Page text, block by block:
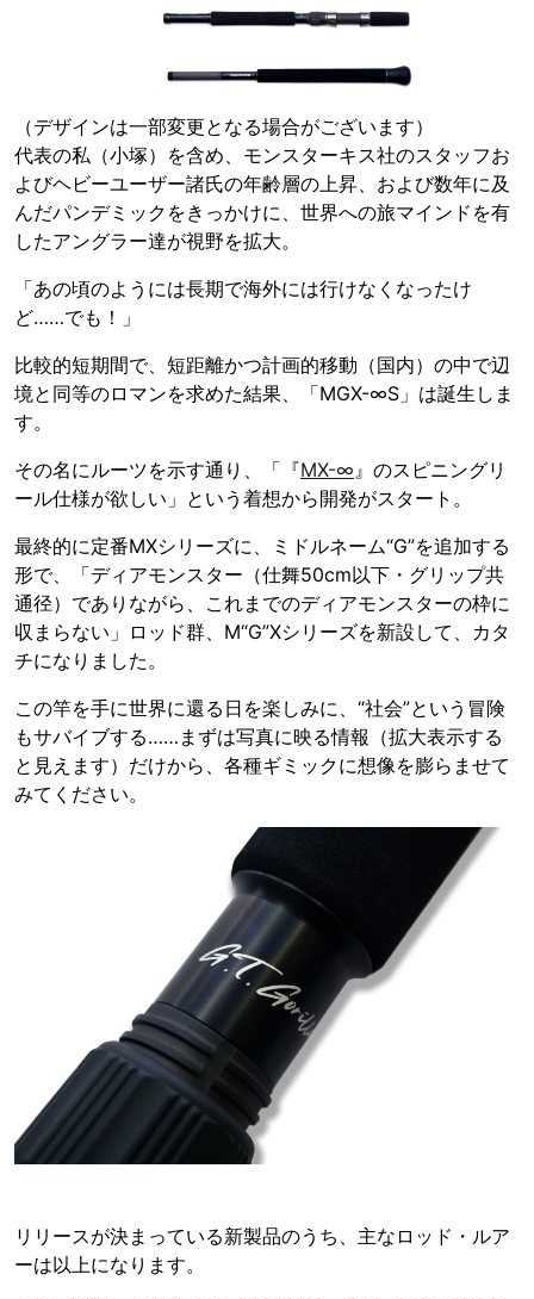
（デザインは一部変更となる場合がございます）
代表の私（小塚）を含め、モンスターキス社のスタッフお
よびヘビーユーザー諸氏の年齢層の上昇、および数年に及
んだパンデミックをきっかけに、世界への旅マインドを有
したアングラー達が視野を拡大。
「あの頃のようには長期で海外には行けなくなったけ
ど……でも！」
比較的短期間で、短距離かつ計画的移動（国内）の中で辺
境と同等のロマンを求めた結果、「MGX-∞S」は誕生しま
す。
その名にルーツを示す通り、「『MX-∞』のスピニングリ
ール仕様が欲しい」という着想から開発がスタート。
最終的に定番MXシリーズに、ミドルネーム“G”を追加する
形で、「ディアモンスター（仕舞50cm以下・グリップ共
通径）でありながら、これまでのディアモンスターの枠に
収まらない」ロッド群、M“G”Xシリーズを新設して、カタ
チになりました。
この竿を手に世界に還る日を楽しみに、“社会”という冒険
もサバイブする……まずは写真に映る情報（拡大表示する
と見えます）だけから、各種ギミックに想像を膨らませて
みてください。
リリースが決まっている新製品のうち、主なロッド・ルア
ーは以上になります。